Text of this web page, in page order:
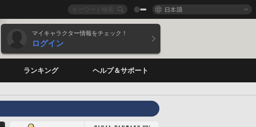
日本語
マイキャラクター情報をチェック！
ログイン
ランキング ヘルプ＆サポート